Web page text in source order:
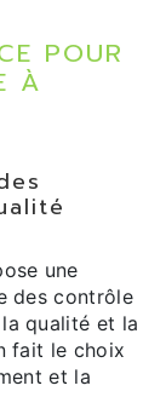
POUR
À
une
des contrôle
qualité et la
fait le choix
et la